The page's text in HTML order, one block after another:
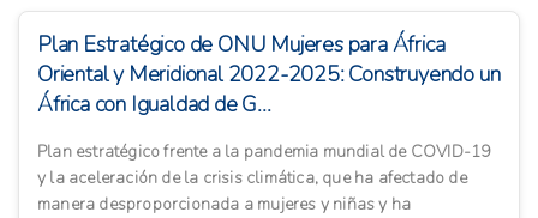
Plan Estratégico de ONU Mujeres para África
Oriental y Meridional 2022-2025: Construyendo un
África con Igualdad de G...
Plan estratégico frente a la pandemia mundial de COVID-19
y la aceleración de la crisis climática, que ha afectado de
manera desproporcionada a mujeres y niñas y ha